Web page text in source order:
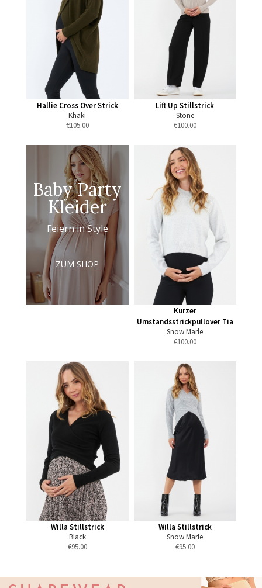
Hallie Cross Over Strick
Khaki
€105.00
Lift Up Stillstrick
Stone
€100.00
Baby Party
Kleider
Feiern in Style
ZUM SHOP
Kurzer
Umstandsstrickpullover Tia
Snow Marle
€100.00
Willa Stillstrick
Black
€95.00
Willa Stillstrick
Snow Marle
€95.00